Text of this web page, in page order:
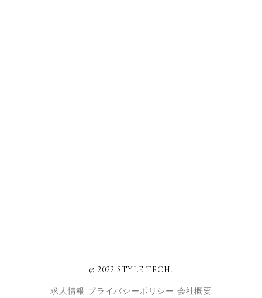
© 2022 STYLE TECH.
求人情報 プライバシーポリシー 会社概要